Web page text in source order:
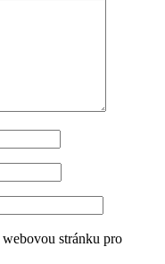
stránku pro